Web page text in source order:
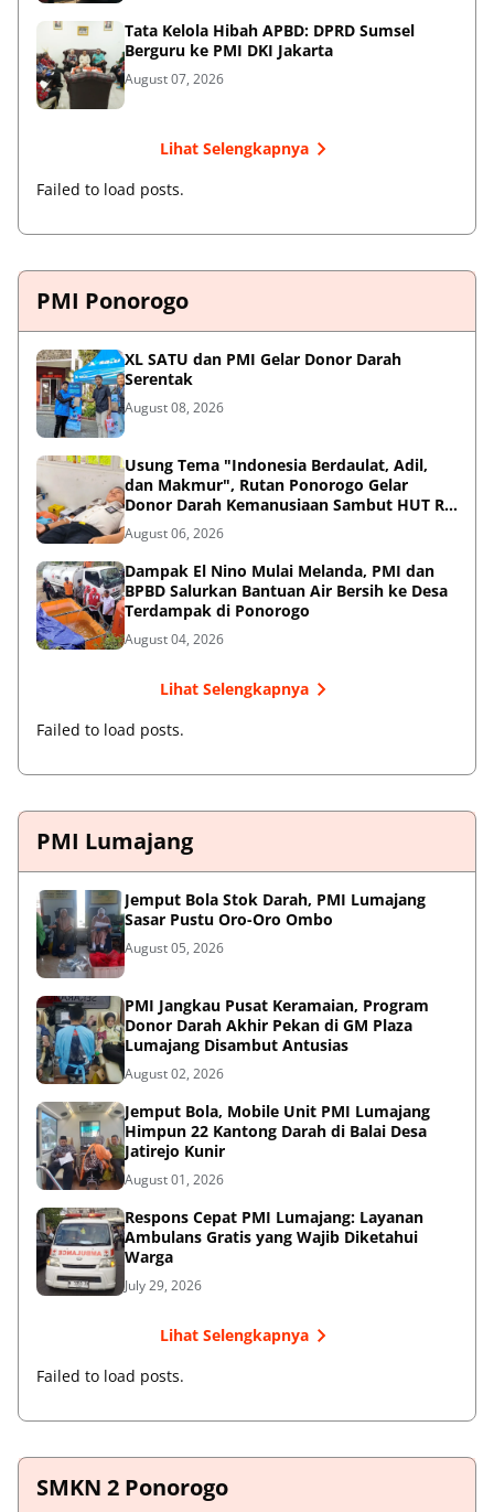
Tata Kelola Hibah APBD: DPRD Sumsel
Berguru ke PMI DKI Jakarta
August 07, 2026
Lihat Selengkapnya
Failed to load posts.
PMI Ponorogo
XL SATU dan PMI Gelar Donor Darah
Serentak
August 08, 2026
Usung Tema "Indonesia Berdaulat, Adil,
dan Makmur", Rutan Ponorogo Gelar
Donor Darah Kemanusiaan Sambut HUT RI
ke-81
August 06, 2026
Dampak El Nino Mulai Melanda, PMI dan
BPBD Salurkan Bantuan Air Bersih ke Desa
Terdampak di Ponorogo
August 04, 2026
Lihat Selengkapnya
Failed to load posts.
PMI Lumajang
Jemput Bola Stok Darah, PMI Lumajang
Sasar Pustu Oro-Oro Ombo
August 05, 2026
PMI Jangkau Pusat Keramaian, Program
Donor Darah Akhir Pekan di GM Plaza
Lumajang Disambut Antusias
August 02, 2026
Jemput Bola, Mobile Unit PMI Lumajang
Himpun 22 Kantong Darah di Balai Desa
Jatirejo Kunir
August 01, 2026
Respons Cepat PMI Lumajang: Layanan
Ambulans Gratis yang Wajib Diketahui
Warga
July 29, 2026
Lihat Selengkapnya
Failed to load posts.
SMKN 2 Ponorogo